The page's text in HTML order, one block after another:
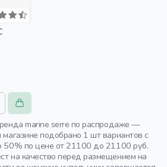
marine serre по распродаже —
подобрано 1 шт вариантов с
50% по цене от 21100 до 21100 руб.
на качество перед размещением на